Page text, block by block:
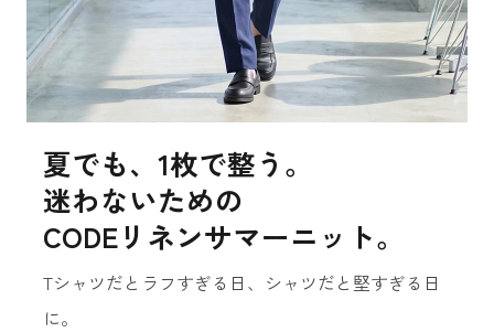
夏でも、1枚で整う。
迷わないための
CODEリネンサマーニット。
Tシャツだとラフすぎる日、シャツだと堅すぎる日
に。